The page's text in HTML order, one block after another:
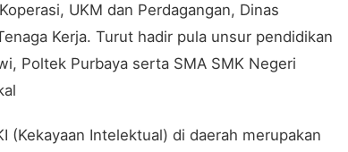
UKM dan Perdagangan, Dinas
Kerja. Turut hadir pula unsur pendidikan
Poltek Purbaya serta SMA SMK Negeri
(Kekayaan Intelektual) di daerah merupakan